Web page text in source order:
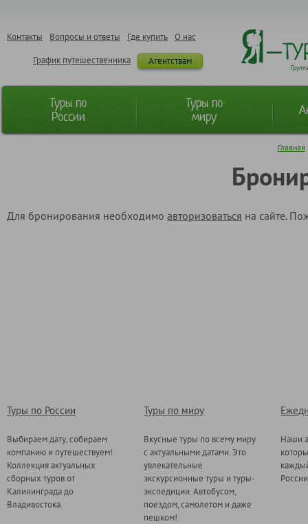
О нас
Где купить
Вопросы и ответы
Контакты
Агентствам
График путешественника
Туры по
России
Туры по
миру
Главная
Для бронирования необходимо авторизоваться на сайте.
Туры по России
Выбираем дату, собираем
компанию и путешествуем!
Коллекция актуальных
сборных туров от
Калининграда до
Владивостока.
Туры по миру
Вкусные туры по всему миру
с актуальными датами. Это
увлекательные
экскурсионные туры и туры-
экспедиции. Автобусом,
поездом, самолетом и даже
пешком!
Наши